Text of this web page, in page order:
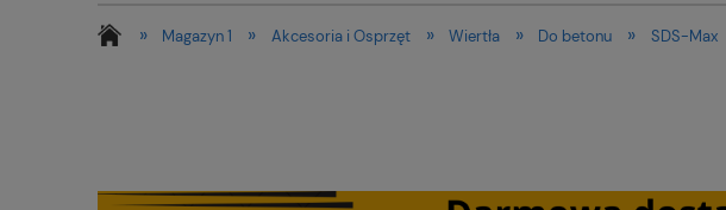
» Magazyn 1 » Akcesoria i Osprzęt » Wiertła » Do betonu » SDS-Max